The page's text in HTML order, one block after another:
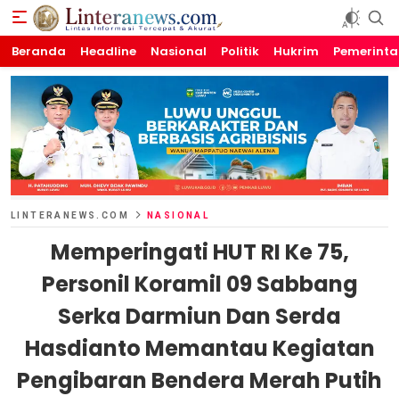
Linteranews.com
Lintas Informasi Tercepat dan Akurat
Beranda Headline Nasional Politik Hukrim
LINTERANEWS.COM NASIONAL
Memperingati HUT RI Ke 75,
Personil Koramil 09 Sabbang
Serka Darmiun Dan Serda
Hasdianto Memantau Kegiatan
Pengibaran Bendera Merah Putih